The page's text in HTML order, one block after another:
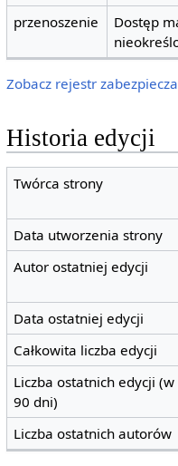
przenoszenie
Dostęp
Zobacz rejestr
Historia edycji
Twórca strony
Data utworzenia strony
Autor ostatniej edycji
Data ostatniej edycji
Całkowita liczba edycji
Liczba ostatnich edycji
90 dni)
Liczba ostatnich autorów